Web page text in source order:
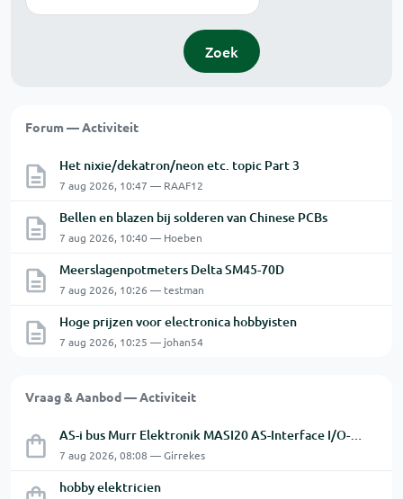
Zoek
Forum — Activiteit
Het nixie/dekatron/neon etc. topic Part 3
7 aug 2026, 10:47 — RAAF12
Bellen en blazen bij solderen van Chinese PCBs
7 aug 2026, 10:40 — Hoeben
Meerslagenpotmeters Delta SM45-70D
7 aug 2026, 10:26 — testman
Hoge prijzen voor electronica hobbyisten
7 aug 2026, 10:25 — johan54
Vraag & Aanbod — Activiteit
AS-i bus Murr Elektronik MASI20 AS-Interface I/O-module 56440
7 aug 2026, 08:08 — Girrekes
hobby elektricien